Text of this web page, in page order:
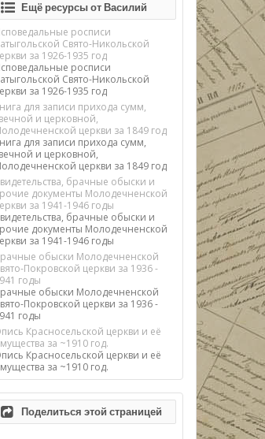
Ещё ресурсы от Василий
росписи
Свято-Никольской
за 1926-1935 год
росписи
Свято-Никольской
за 1926-1935 год
для записи прихода сумм,
и церковной,
церкви за 1849 год
для записи прихода сумм,
и церковной,
церкви за 1849 год
брачные обыски и
документы Молодечненской
за 1941-1946 годы
брачные обыски и
документы Молодечненской
за 1941-1946 годы
обыски Молодечненской
Покровской церкви за 1936 -
годы
обыски Молодечненской
Покровской церкви за 1936 -
годы
Красносельской церкви и её
за ~1910 год.
Красносельской церкви и её
за ~1910 год.
Поделиться этой страницей